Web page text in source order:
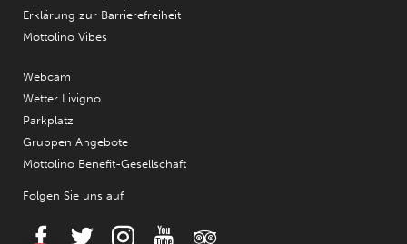
Erklärung zur Barrierefreiheit
Mottolino Vibes
Webcam
Wetter Livigno
Parkplatz
Gruppen Angebote
Mottolino Benefit-Gesellschaft
Folgen Sie uns auf